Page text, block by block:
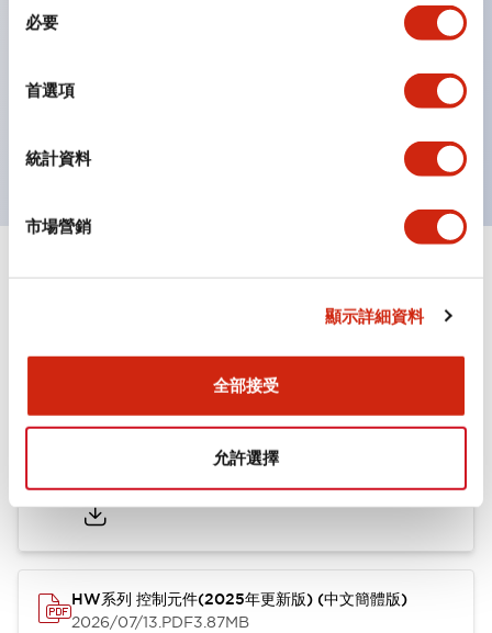
必要
首選項
統計資料
市場營銷
顯示詳細資料
全部接受
允許選擇
顏色。
支援色彩通用設計（CUD）：可清楚辨識正方平頭形指
示燈的亮燈/熄燈狀態，以及點燈時的顏色識別。
符合 ISO 3864-4 安全色規範：在危險或緊急狀況下，
顏色表現更明確鮮明，便於更多人識別。
HW系列 Push-in式 控制元件 (中文簡體版)
HW系列 控制元件(2025年更新版) (中文簡體版)
2026/07/13.PDF3.87MB